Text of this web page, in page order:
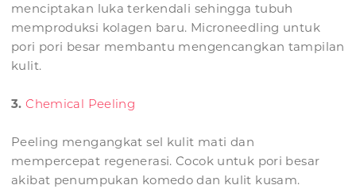
menciptakan luka terkendali sehingga tubuh
memproduksi kolagen baru. Microneedling untuk
pori pori besar membantu mengencangkan tampilan
kulit.
3.Chemical Peeling
Peeling mengangkat sel kulit mati dan
mempercepat regenerasi. Cocok untuk pori besar
akibat penumpukan komedo dan kulit kusam.